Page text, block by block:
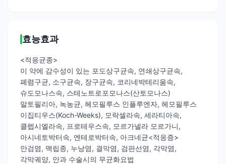
효능효과
<적응균종>
이 약에 감수성이 있는 포도상구균속, 연쇄상구균속,
폐렴구균, 소구균속, 장구균속, 코리네박테리움속,
슈도모나스속, 스테노트로포모나스(산토모나스)
말토필리아, 녹농균, 헤모필루스 인플루엔자, 헤모필루스
이집티우스(Koch-Weeks), 모락셀라속, 세라티아속,
클렙시엘라속, 프로테우스속, 모르가넬라 모르가니,
아시네토박터속, 엔테로박터속, 아크네균<적응증>
안검염, 맥립종, 누낭염, 결막염, 검판선염, 각막염,
각막궤양, 안과 수술시의 무균화요법